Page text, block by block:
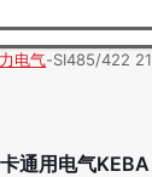
电气-SI485/422
通用电气KEBA